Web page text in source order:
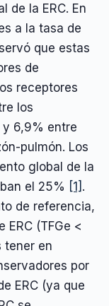
de la ERC. En
a la tasa de
que estas
de
receptores
los
6,9% entre
pulmón. Los
global de la
el 25% [1] .
de referencia,
(TFGe <
tener en
por
ERC (ya que